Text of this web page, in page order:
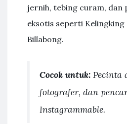
jernih, tebing curam, dan
eksotis seperti Kelingking
Billabong.
Cocok untuk: Pecinta
fotografer, dan
Instagrammable.